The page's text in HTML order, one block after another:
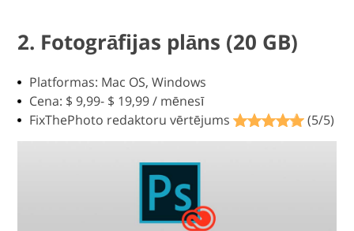
2. Fotogrāfijas plāns (20 GB)
Platformas: Mac OS, Windows
Cena: $ 9,99- $ 19,99 / mēnesī
FixThePhoto redaktoru vērtējums
(5/5)